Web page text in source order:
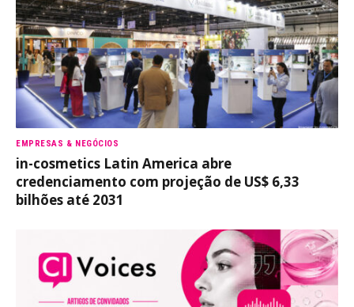
EMPRESAS & NEGÓCIOS
in-cosmetics Latin America abre
credenciamento com projeção de US$ 6,33
bilhões até 2031